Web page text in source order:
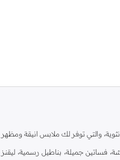
الانثوية، والتي توفر لك ملابس انيقة
فساتين جميلة، بناطيل رسمية،